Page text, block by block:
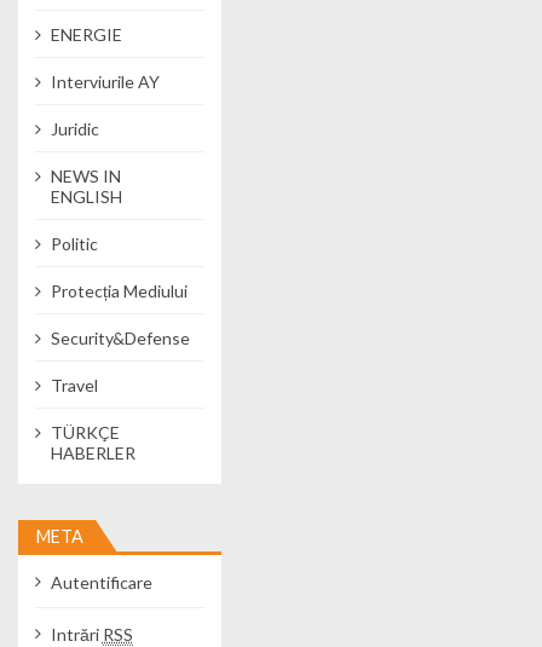
ENERGIE
Interviurile AY
Juridic
NEWS IN
ENGLISH
Politic
Protecția Mediului
Security&Defense
Travel
TÜRKÇE
HABERLER
META
Autentificare
Intrări RSS